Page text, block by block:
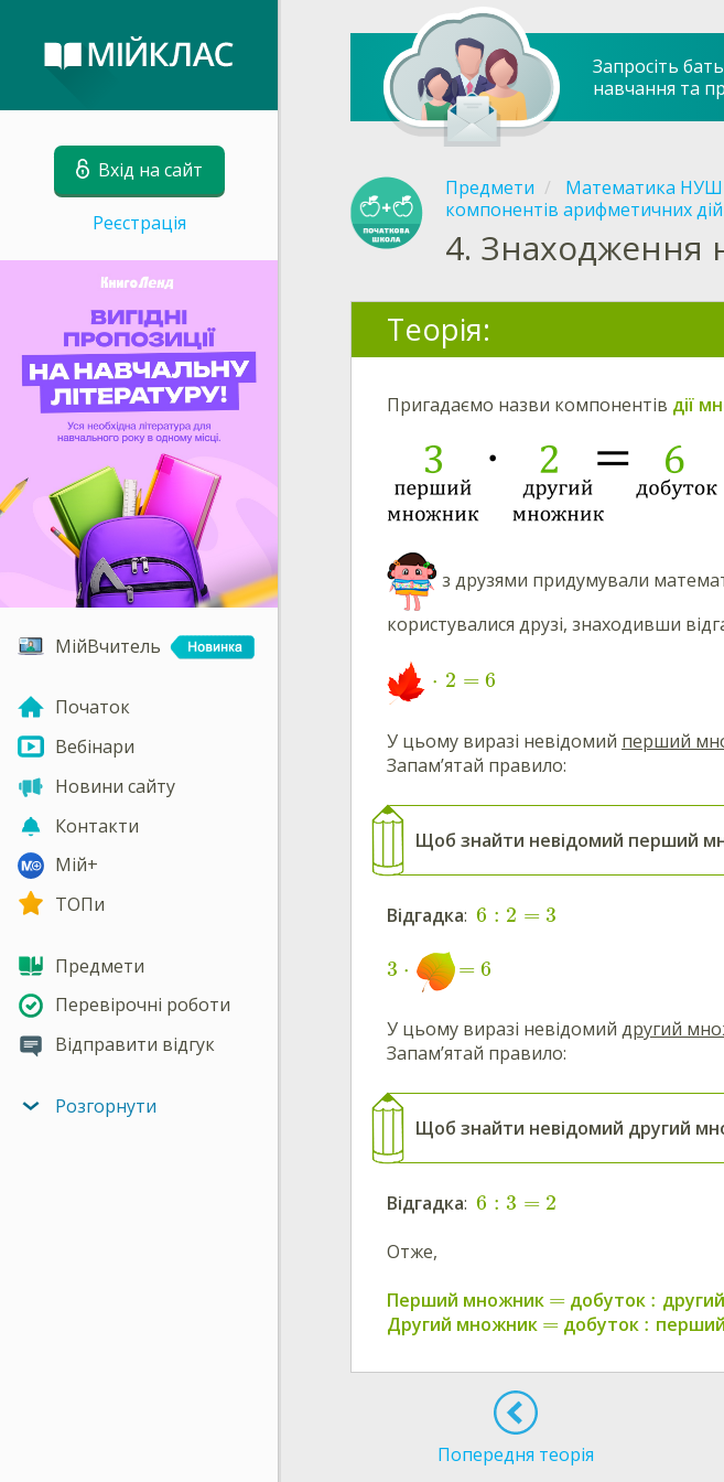
Вхід на сайт
Реєстрація
МійВчитель
Початок
Вебінари
Новини сайту
Контакти
Мій+
ТОПи
Предмети
Перевірочні роботи
Відправити відгук
Розгорнути
Запросіть
навчання та
Предмети Математика НУШ
компонентів арифметичних дій
4. Знаходження
Теорія:
Пригадаємо назви компонентів дії
з друзями придумували
користувалися друзі, знаходивши
⋅ 2 = 6
У цьому виразі невідомий перший
Запам’ятай правило:
Щоб знайти невідомий перший
Відгадка: 6 : 2 = 3
3 ⋅ = 6
У цьому виразі невідомий другий
Запам’ятай правило:
Щоб знайти невідомий другий
Відгадка: 6 : 3 = 2
Отже,
Перший множник = добуток :
Другий множник = добуток :
Попередня теорія